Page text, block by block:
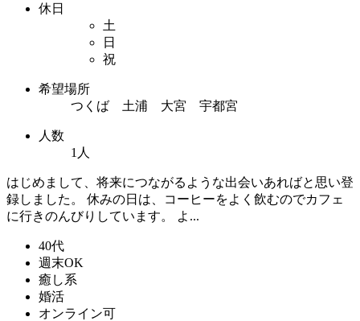
休日
土
日
祝
希望場所
つくば 土浦 大宮 宇都宮
人数
1人
はじめまして、将来につながるような出会いあればと思い登
録しました。 休みの日は、コーヒーをよく飲むのでカフェ
に行きのんびりしています。 よ...
40代
週末OK
癒し系
婚活
オンライン可